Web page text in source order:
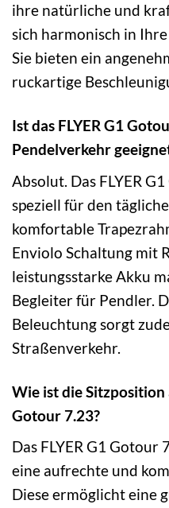
ihre natürliche und
sich harmonisch in
Sie bieten ein
ruckartige
Ist das FLYER G1
Pendelverkehr
Absolut. Das FLYER
speziell für den
komfortable
Enviolo Schaltung mit
leistungsstarke Akku
Begleiter für Pendler.
Beleuchtung sorgt
Straßenverkehr.
Wie ist die Sitzposition
Gotour 7.23?
Das FLYER G1 Gotour
eine aufrechte und
Diese ermöglicht eine